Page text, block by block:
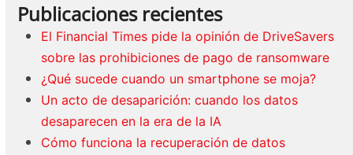
Publicaciones recientes
El Financial Times pide la opinión de DriveSavers
sobre las prohibiciones de pago de ransomware
¿Qué sucede cuando un smartphone se moja?
Un acto de desaparición: cuando los datos
desaparecen en la era de la IA
Cómo funciona la recuperación de datos